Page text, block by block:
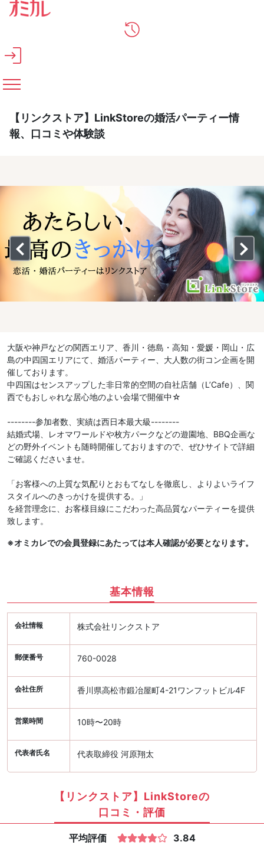
メインコンテンツへスキップ
【リンクストア】LinkStoreの婚活パーティー情
報、口コミや体験談
大阪や神戸などの関西エリア、香川・徳島・高知・愛媛・岡山・広
島の中四国エリアにて、婚活パーティー、大人数の街コン企画を開
催しております。
中四国はセンスアップした非日常的空間の自社店舗（L’Cafe）、関
西でもおしゃれな居心地のよい会場で開催中☆
--------参加者数、実績は西日本最大級--------
結婚式場、レオマワールドや枚方パークなどの遊園地、BBQ企画な
どの野外イベントも随時開催しておりますので、ぜひサイトで詳細
ご確認くださいませ。
「お客様への上質な気配りとおもてなしを徹底し、よりよいライフ
スタイルへのきっかけを提供する。」
を経営理念に、お客様目線にこだわった高品質なパーティーを提供
致します。
※オミカレでの会員登録にあたっては本人確認が必要となります。
基本情報
会社情報 株式会社リンクストア
郵便番号 760-0028
会社住所 香川県高松市鍛冶屋町4-21ワンフットビル4F
営業時間 10時〜20時
代表者氏名 代表取締役 河原翔太
【リンクストア】LinkStoreの
口コミ・評価
平均評価 3.84